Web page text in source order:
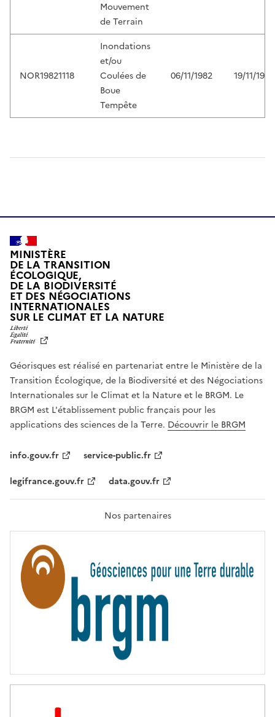
Mouvement
de Terrain
NOR19821118
Inondations
et/ou
Coulées de
Boue
Tempête
06/11/1982 19/11/1982
MINISTÈRE
DE LA TRANSITION
ÉCOLOGIQUE,
DE LA BIODIVERSITÉ
ET DES NÉGOCIATIONS
INTERNATIONALES
SUR LE CLIMAT ET LA NATUREL
T
É
,
É
G
A
L
F
A
T
R
T
É
Géorisques est réalisé en partenariat entre le Ministère de la
Transition Écologique, de la Biodiversité et des Négociations
Internationales sur le Climat et la Nature et le BRGM. Le
BRGM est L'établissement public français pour les
applications des sciences de la Terre. Découvrir le BRGM
info.gouv.fr
service-public.fr
legifrance.gouv.fr
data.gouv.fr
Nos partenaires